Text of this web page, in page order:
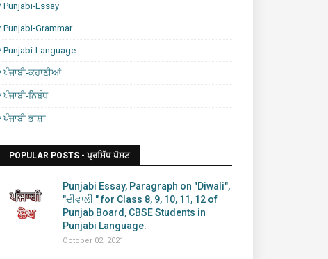
Punjabi-Essay
Punjabi-Grammar
Punjabi-Language
ਪੰਜਾਬੀ-ਕਹਾਣੀਆਂ
ਪੰਜਾਬੀ-ਨਿਬੰਧ
ਪੰਜਾਬੀ-ਭਾਸ਼ਾ
POPULAR POSTS - ਪ੍ਰਸਿੱਧ ਪੋਸਟ
Punjabi Essay, Paragraph on "Diwali",
"ਦੀਵਾਲੀ " for Class 8, 9, 10, 11, 12 of
Punjab Board, CBSE Students in
Punjabi Language.
October 02, 2021